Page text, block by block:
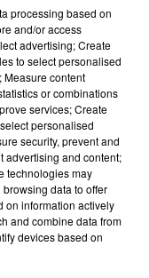
processing based on
and/or access
advertising; Create
to select personalised
Measure content
or combinations
services; Create
personalised
security, prevent and
advertising and content;
technologies may
data to offer
on information actively
and combine data from
devices based on